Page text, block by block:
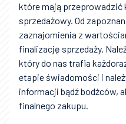
które mają przeprowadzić
sprzedażowy. Od
zaznajomienia z
finalizację sprzedaży.
który do nas trafia
etapie świadomości i
informacji bądź bodźców,
finalnego zakupu.